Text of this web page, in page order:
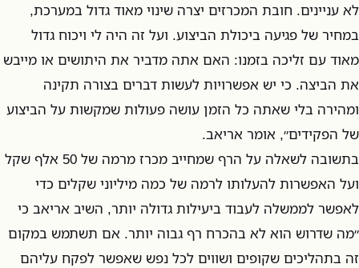
לא עניינים. חובת המכרזים יצרה שינוי מאוד גדול במערכת,
במחיר של פגיעה ביכולת הביצוע. ועל זה היה לי ויכוח גדול
מאוד עם זליכה בזמנו: האם אתה מדביר את היתושים או מייבש
את הביצה. כי יש אפשרויות לעשות דברים בצורה תקינה
ומהירה בלי שאתה כל הזמן עושה פעולות שמקשות על הביצוע
של הפקידים״, אומר אריאב.
בתשובה לשאלה על הרף שמחייב מכרז מרמה של 50 אלף שקל
ועל האפשרות להעלותו לרמה של כמה מיליוני שקלים כדי
לאפשר לממשלה לעבוד ביעילות גדולה יותר, השיב אריאב כי
״מה שדרוש הוא לא בהכרח רף גבוה יותר. אם תשתמש במקום
זה בתהליכים שקופים ושווים לכל נפש שאפשר לפקח עליהם